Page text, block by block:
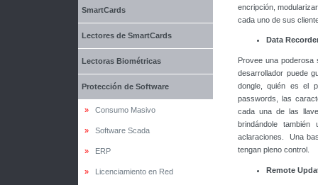
SmartCards
Lectores de SmartCards
Lectoras Biométricas
Protección de Software
» Consumo Masivo
» Software Scada
» ERP
» Licenciamiento en Red
encripción,
cada uno de sus
Data
Provee una
desarrollador puede
dongle, quién es el
passwords, las
cada una de las
brindándole
aclaraciones. Una
tengan pleno control.
Remote